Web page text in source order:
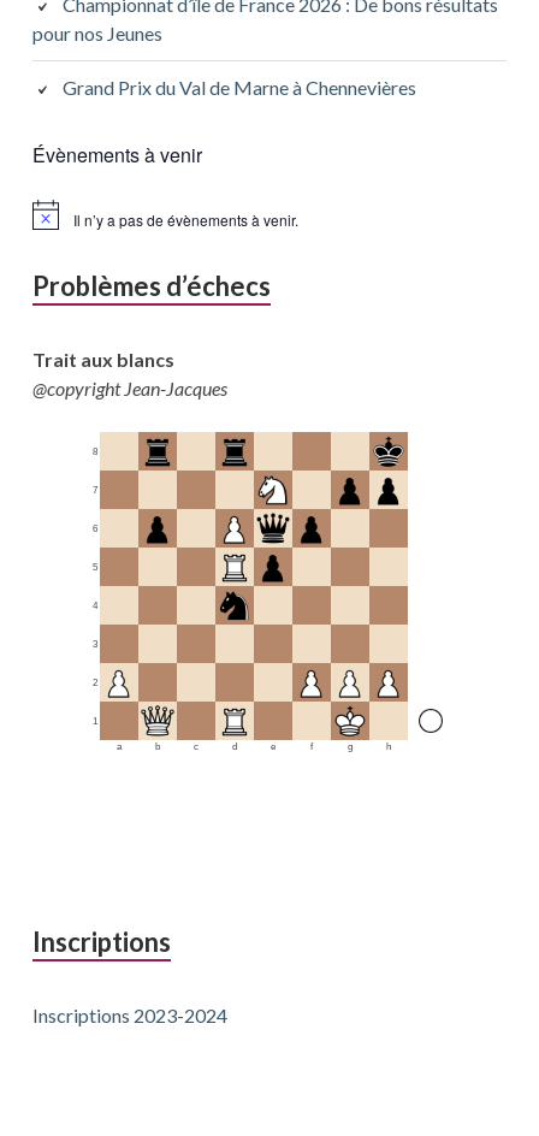
Championnat d’île de France 2026 : De bons résultats
pour nos Jeunes
Grand Prix du Val de Marne à Chennevières
Évènements à venir
Il n’y a pas de évènements à venir.
Problèmes d’échecs
Trait aux blancs
@copyright Jean-Jacques
1
2
3
4
5
6
7
8
a b c d e f g h
Inscriptions
Inscriptions 2023-2024